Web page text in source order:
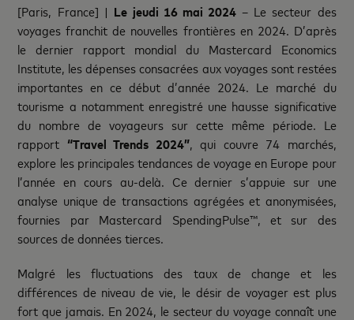
[Paris, France] | Le jeudi 16 mai 2024 – Le secteur des
voyages franchit de nouvelles frontières en 2024. D’après
le dernier rapport mondial du Mastercard Economics
Institute, les dépenses consacrées aux voyages sont restées
importantes en ce début d’année 2024. Le marché du
tourisme a notamment enregistré une hausse significative
du nombre de voyageurs sur cette même période. Le
rapport “Travel Trends 2024”, qui couvre 74 marchés,
explore les principales tendances de voyage en Europe pour
l’année en cours au-delà. Ce dernier s’appuie sur une
analyse unique de transactions agrégées et anonymisées,
fournies par Mastercard SpendingPulse™, et sur des
sources de données tierces.
Malgré les fluctuations des taux de change et les
différences de niveau de vie, le désir de voyager est plus
fort que jamais. En 2024, le secteur du voyage connaît une